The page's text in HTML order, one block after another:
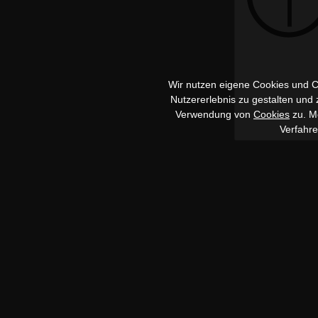
Wir nutzen eigene Cookies und
Nutzererlebnis zu gestalten
Verwendung von Cookies zu.